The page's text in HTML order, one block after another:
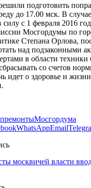
подготовить
до 17.00 мск. В
силу с 1 февраля 2016
Мосгордумы по
Степана Орлова,
над подзаконными
в области техники
со счетов
идет о здоровье и
Мосгордума
WhatsAppEmail
москвичей власти